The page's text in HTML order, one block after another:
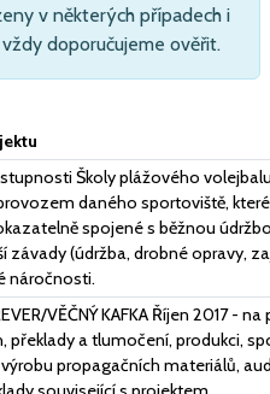
v některých případech i
doporučujeme ověřit.
Školy plážového
daného sportoviště,
spojené s běžnou
závady (údržba, drobné opravy,
náročnosti.
VĚČNÝ KAFKA Říjen 2017
překlady a tlumočení, produkci,
propagačních materiálů,